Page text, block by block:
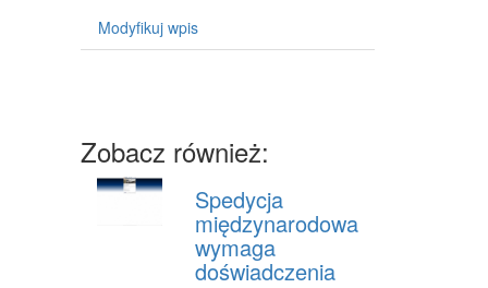
TRANSPORT
TRANSPORT
CZĘŚCI SAMOCHODOWE
WYNAJEM
Modyfikuj wpis
Zobacz również:
Spedycja
międzynarodowa
wymaga
doświadczenia